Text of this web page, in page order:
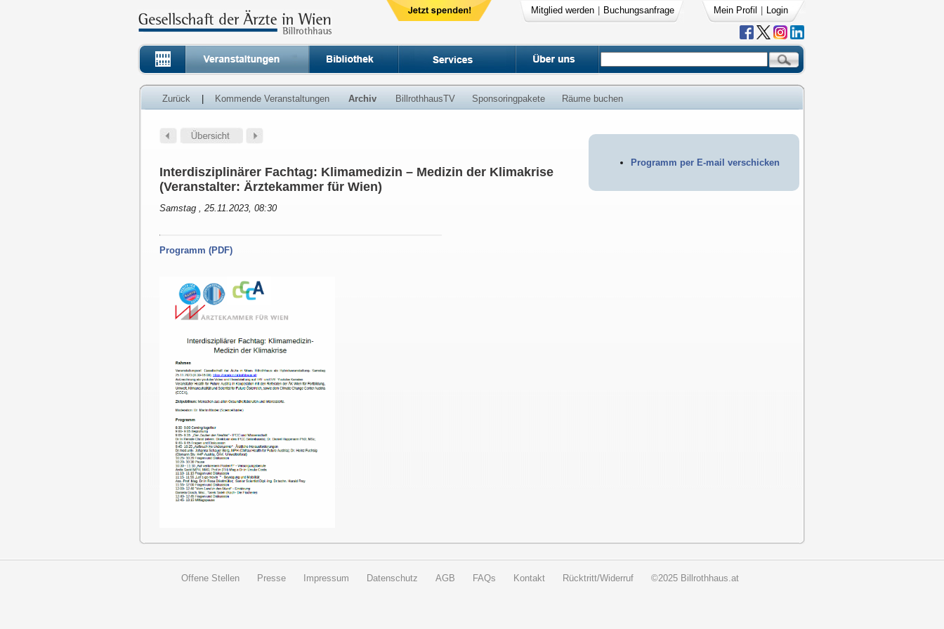
Mitglied werden Buchungsanfrage Mein Profil Login
Zurück Kommende Veranstaltungen Archiv BillrothhausTV Sponsoringpakete Räume buchen
Programm per E-mail verschicken
Interdisziplinärer Fachtag: Klimamedizin – Medizin der Klimakrise
(Veranstalter: Ärztekammer für Wien)
Samstag , 25.11.2023, 08:30
Programm (PDF)
Offene Stellen Presse Impressum Datenschutz AGB FAQs Kontakt Rücktritt/Widerruf ©2025 Billrothhaus.at